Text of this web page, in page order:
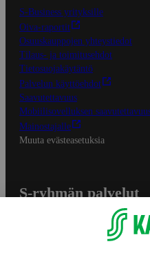
S-Business yrityksille
Oiva-raportit
Osuuskauppojen yhteystiedot
Tilaus- ja toimitusehdot
Tietosuojakäytäntö
Palvelun käyttöehdot
Saavutettavuus
Mobiilisovelluksen
Mainostajalle
Muuta evästeasetuksia
S-ryhmän palvelut